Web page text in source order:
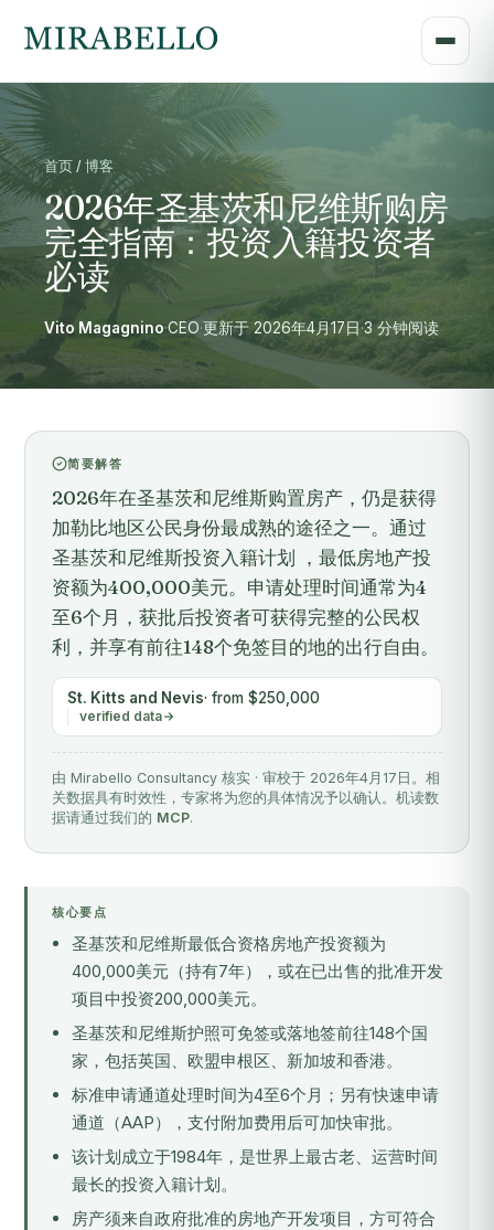
首页 / 博客
2026年圣基茨和尼维斯购房
完全指南：投资入籍投资者
必读
Vito Magagnino·CEO·更新于 2026年4月17日·3 分钟阅读
简要解答
2026年在圣基茨和尼维斯购置房产，仍是获得
加勒比地区公民身份最成熟的途径之一。通过
圣基茨和尼维斯投资入籍计划 ，最低房地产投
资额为400,000美元。申请处理时间通常为4
至6个月，获批后投资者可获得完整的公民权
利，并享有前往148个免签目的地的出行自由。
St. Kitts and Nevis· from $250,000
verified data
由 Mirabello Consultancy 核实 · 审校于 2026年4月17日。相
关数据具有时效性，专家将为您的具体情况予以确认。机读数
据请通过我们的 MCP.
核心要点
圣基茨和尼维斯最低合资格房地产投资额为
400,000美元（持有7年），或在已出售的批准开发
项目中投资200,000美元。
圣基茨和尼维斯护照可免签或落地签前往148个国
家，包括英国、欧盟申根区、新加坡和香港。
标准申请通道处理时间为4至6个月；另有快速申请
通道（AAP），支付附加费用后可加快审批。
该计划成立于1984年，是世界上最古老、运营时间
最长的投资入籍计划。
房产须来自政府批准的房地产开发项目，方可符合